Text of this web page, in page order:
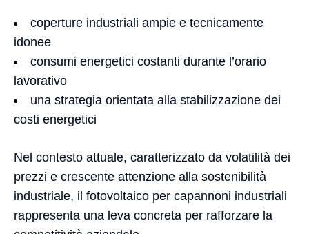
coperture industriali ampie e tecnicamente
idonee
consumi energetici costanti durante l’orario
lavorativo
una strategia orientata alla stabilizzazione dei
costi energetici
Nel contesto attuale, caratterizzato da volatilità dei
prezzi e crescente attenzione alla sostenibilità
industriale, il fotovoltaico per capannoni industriali
rappresenta una leva concreta per rafforzare la